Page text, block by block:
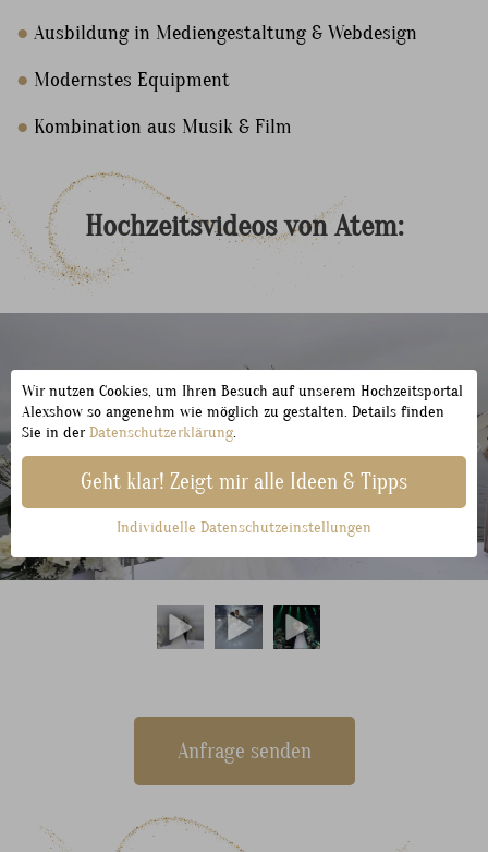
● Ausbildung in Mediengestaltung & Webdesign
● Modernstes Equipment
● Kombination aus Musik & Film
Hochzeitsvideos von Atem:
Anfrage senden
Wir nutzen Cookies, um Ihren Besuch auf unserem Hochzeitsportal
Alexshow so angenehm wie möglich zu gestalten. Details finden
Sie in derDatenschutzerklärung.
Geht klar! Zeigt mir alle Ideen & Tipps
Individuelle Datenschutzeinstellungen